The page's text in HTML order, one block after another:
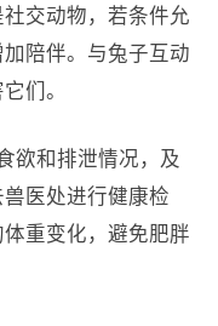
交动物，若条件允
陪伴。与兔子互动
们。
欲和排泄情况，及
医处进行健康检
重变化，避免肥胖